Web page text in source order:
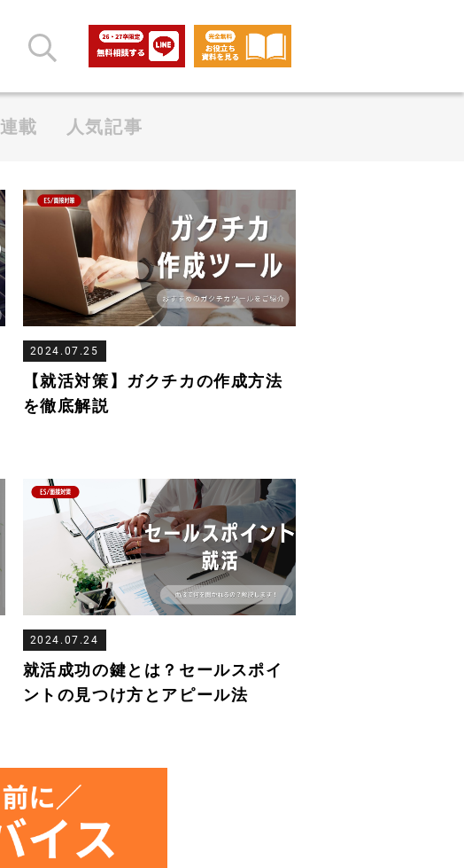
連載 人気記事
2024.07.25
【就活対策】ガクチカの作成方法
を徹底解説
2024.07.24
就活成功の鍵とは？セールスポイ
ントの見つけ方とアピール法